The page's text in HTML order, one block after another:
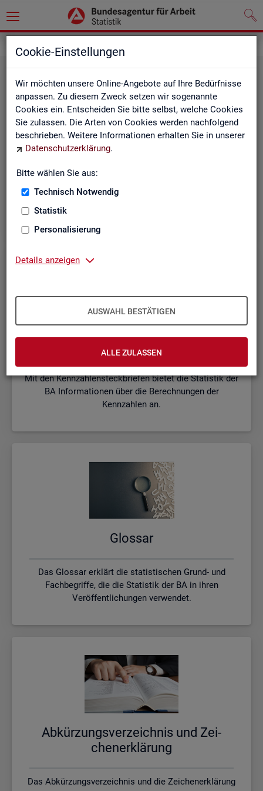
Cookie-Einstellungen
Wir möchten unsere Online-Angebote auf Ihre Bedürfnisse
anpassen. Zu diesem Zweck setzen wir sogenannte
Cookies ein. Entscheiden Sie bitte selbst, welche Cookies
Sie zulassen. Die Arten von Cookies werden nachfolgend
beschrieben. Weitere Informationen erhalten Sie in unserer
Datenschutzerklärung.
Bitte wählen Sie aus:
Technisch Notwendig
Statistik
Personalisierung
Details anzeigen
AUSWAHL BESTÄTIGEN
ALLE ZULASSEN
Die Kurzinformationen geben einen schnellen Überblick
über die Fachstatistiken der Statistik der BA.
Mit den Kennzahlensteckbriefen bietet die Statistik der
BA Informationen über die Berechnungen der
Kennzahlen an.
Glos­sar
Das Glossar erklärt die statistischen Grund- und
Fachbegriffe, die die Statistik der BA in ihren
Veröffentlichungen verwendet.
Ab­kür­zungs­ver­zeich­nis und Zei­
chen­er­klä­rung
Das Abkürzungsverzeichnis und die Zeichenerklärung